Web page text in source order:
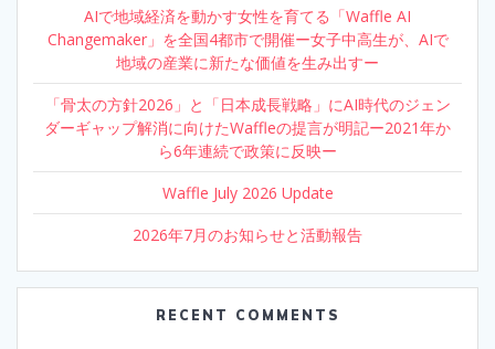
AIで地域経済を動かす女性を育てる「Waffle AI
Changemaker」を全国4都市で開催ー女子中高生が、AIで
地域の産業に新たな価値を生み出すー
「骨太の方針2026」と「日本成長戦略」にAI時代のジェン
ダーギャップ解消に向けたWaffleの提言が明記ー2021年か
ら6年連続で政策に反映ー
Waffle July 2026 Update
2026年7月のお知らせと活動報告
RECENT COMMENTS